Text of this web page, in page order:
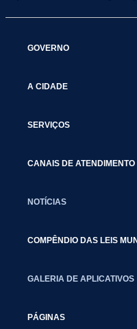
GOVERNO
A CIDADE
SERVIÇOS
CANAIS DE ATENDIMENTO
NOTÍCIAS
COMPÊNDIO DAS LEIS
GALERIA DE APLICATIVOS
PÁGINAS